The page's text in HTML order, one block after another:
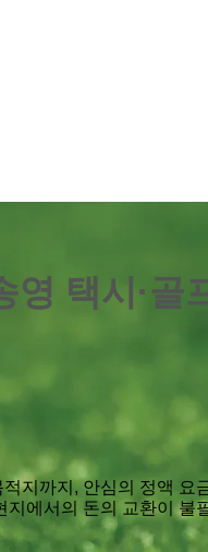
영 택시·골
지까지, 안심의 정액 요
지에서의 돈의 교환이 불